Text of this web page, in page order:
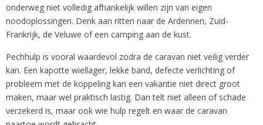
onderweg niet volledig afhankelijk willen zijn van eigen
noodoplossingen. Denk aan ritten naar de Ardennen, Zuid-
Frankrijk, de Veluwe of een camping aan de kust.
Pechhulp is vooral waardevol zodra de caravan niet veilig verder
kan. Een kapotte wiellager, lekke band, defecte verlichting of
probleem met de koppeling kan een vakantie niet direct groot
maken, maar wel praktisch lastig. Dan telt niet alleen of schade
verzekerd is, maar ook wie hulp regelt en waar de caravan